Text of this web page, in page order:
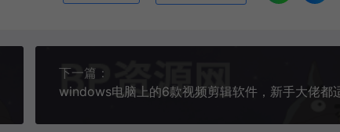
下一篇：
windows电脑上的6款视频剪辑软件，新手大佬都